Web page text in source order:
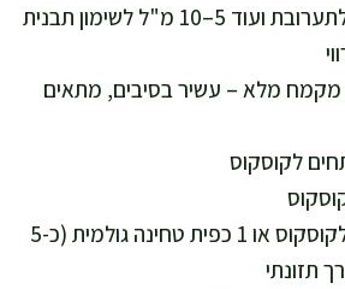
15 מ"ל שמן זית לתערובת ועוד 5–10 מ"ל לשימון תבנית
מקמח מלא – עשיר בסיבים, מתאים
10 מ"ל שמן זית לקוסקוס או 1 כפית טחינה גולמית (כ-5
תזונתי